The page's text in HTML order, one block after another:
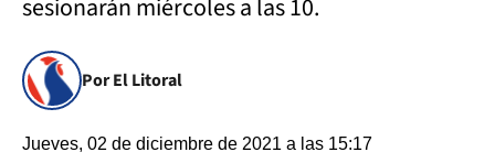
sesionarán miércoles a las 10.
Por El Litoral
Jueves, 02 de diciembre de 2021 a las 15:17